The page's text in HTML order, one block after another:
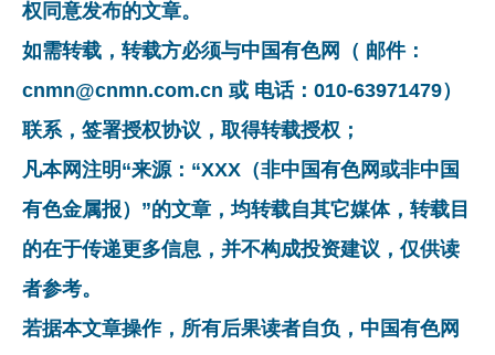
权同意发布的文章。
如需转载，转载方必须与中国有色网（ 邮件：
cnmn@cnmn.com.cn 或 电话：010-63971479）
联系，签署授权协议，取得转载授权；
凡本网注明“来源：“XXX（非中国有色网或非中国
有色金属报）”的文章，均转载自其它媒体，转载目
的在于传递更多信息，并不构成投资建议，仅供读
者参考。
若据本文章操作，所有后果读者自负，中国有色网